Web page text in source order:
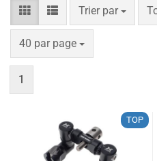
Trier par
Trier par
40 par page
par page
1
TOP